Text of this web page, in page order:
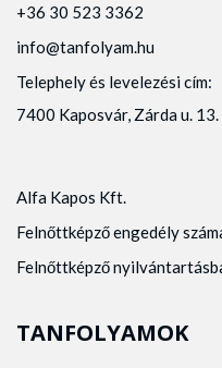
+36 30 523 3362
info@tanfolyam.hu
Telephely és levelezési cím:
7400 Kaposvár, Zárda u. 13.
Alfa Kapos Kft.
Felnőttképző engedély
Felnőttképző
TANFOLYAMOK